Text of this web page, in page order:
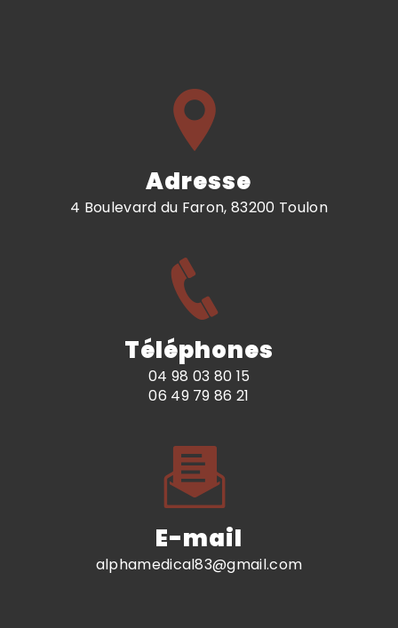
Adresse
4 Boulevard du Faron, 83200 Toulon
Téléphones
04 98 03 80 15
06 49 79 86 21
E-mail
alphamedical83@gmail.com